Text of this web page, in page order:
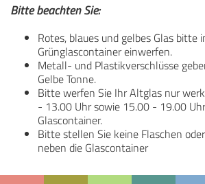
Bitte beachten Sie:
Rotes, blaues und gelbes Glas bitte
Grünglascontainer einwerfen.
Metall- und Plastikverschlüsse
Gelbe Tonne.
Bitte werfen Sie Ihr Altglas nur
- 13.00 Uhr sowie 15.00 - 19.00
Glascontainer.
Bitte stellen Sie keine Flaschen
neben die Glascontainer